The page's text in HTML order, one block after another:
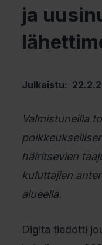
ja
Julkaistu:
Valmistuneilla
häiritsevien
kuluttajien
alueella.
Digita tiedotti